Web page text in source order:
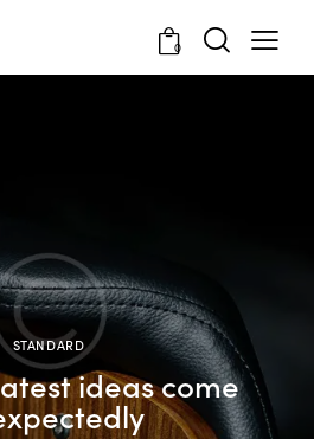
0
STANDARD
ideas come